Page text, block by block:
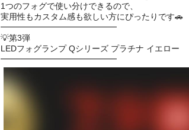
1つのフォグで使い分けできるので、
実用性もカスタム感も欲しい方にぴったりです🚗
━━━━━━━━━━━━━━
💡第3弾
LEDフォグランプ Qシリーズ プラチナ イエロー
━━━━━━━━━━━━━━